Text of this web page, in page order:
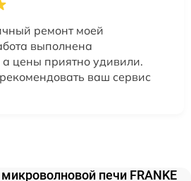
ремонт моей
выполнена
цены приятно удивили.
ваш сервис
печи FRANKE